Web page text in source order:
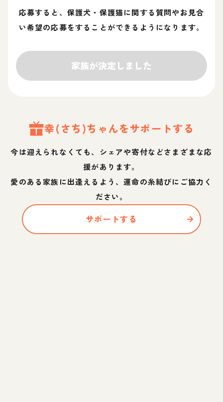
応募すると、保護犬・保護猫に関する質問やお見合
い希望の応募をすることができるようになります。
家族が決定しました
幸(さち)ちゃんをサポートする
今は迎えられなくても、シェアや寄付などさまざまな応
援があります。
愛のある家族に出逢えるよう、運命の糸結びにご協力く
ださい。
サポートする